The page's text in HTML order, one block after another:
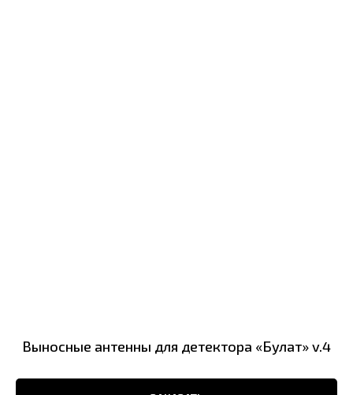
Выносные антенны для детектора «Булат» v.4